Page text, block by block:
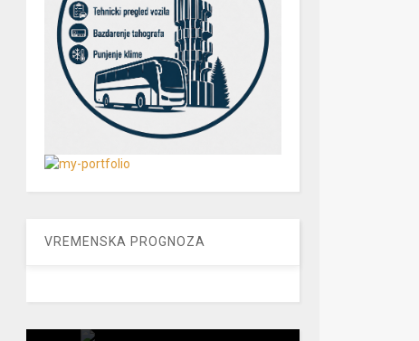
VREMENSKA PROGNOZA